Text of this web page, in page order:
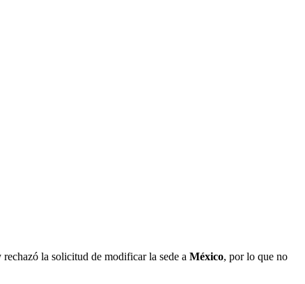
rechazó la solicitud de modificar la sede a México, por lo que no